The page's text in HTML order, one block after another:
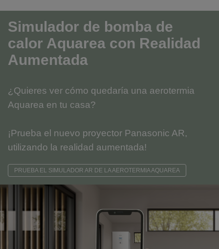
Simulador de bomba de
calor Aquarea con Realidad
Aumentada
¿Quieres ver cómo quedaría una aerotermia
Aquarea en tu casa?
¡Prueba el nuevo proyector Panasonic AR,
utilizando la realidad aumentada!
PRUEBA EL SIMULADOR AR DE LA AEROTERMIA AQUAREA